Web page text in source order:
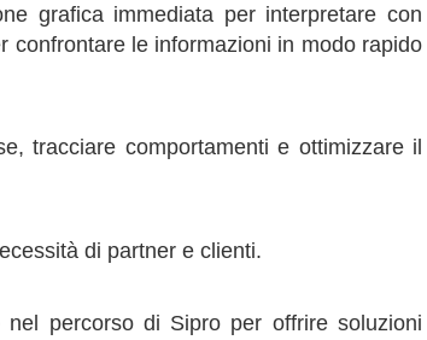
grafica immediata per interpretare con
confrontare le informazioni in modo rapido
tracciare comportamenti e ottimizzare il
di partner e clienti.
percorso di Sipro per offrire soluzioni